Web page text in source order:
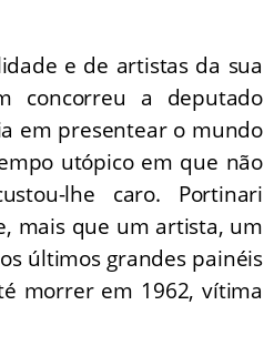
e de artistas da sua
concorreu a deputado
em presentear o mundo
utópico em que não
lhe caro. Portinari
mais que um artista, um
últimos grandes painéis
morrer em 1962, vítima